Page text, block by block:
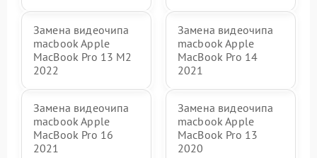
Замена видеочипа
macbook Apple
MacBook Pro 13 M2
2022
Замена видеочипа
macbook Apple
MacBook Pro 14
2021
Замена видеочипа
macbook Apple
MacBook Pro 16
2021
Замена видеочипа
macbook Apple
MacBook Pro 13
2020